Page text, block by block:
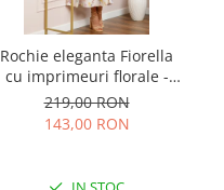
Rochie eleganta Fiorella
cu imprimeuri florale -
Alb cu roz
219,00 RON
143,00 RON